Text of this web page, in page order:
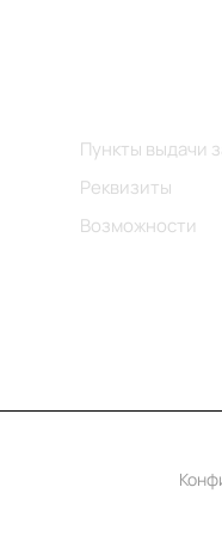
Пункты выдачи
Реквизиты
Возможности